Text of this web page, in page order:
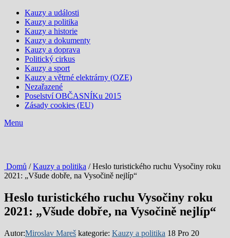
Kauzy a události
Kauzy a politika
Kauzy a historie
Kauzy a dokumenty
Kauzy a doprava
Politický cirkus
Kauzy a sport
Kauzy a větrné elektrárny (OZE)
Nezařazené
Poselství OBČASNÍKu 2015
Zásady cookies (EU)
Menu
Domů /Kauzy a politika / Heslo turistického ruchu Vysočiny roku
2021: „Všude dobře, na Vysočině nejlíp“
Heslo turistického ruchu Vysočiny roku
2021: „Všude dobře, na Vysočině nejlíp“
Autor:Miroslav Mareš kategorie: Kauzy a politika 18 Pro 20